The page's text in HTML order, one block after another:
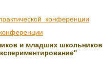
конференции
и младших